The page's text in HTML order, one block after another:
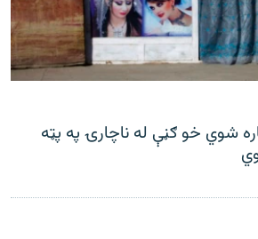
شوي خو ګڼې له ناچارۍ په پټه